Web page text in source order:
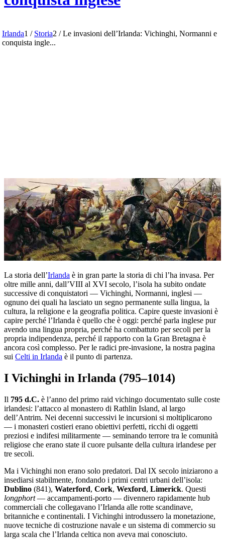
Irlanda1 / Storia2 / Le invasioni dell’Irlanda: Vichinghi, Normanni e
conquista ingle...
La storia dell’Irlanda è in gran parte la storia di chi l’ha invasa. Per
oltre mille anni, dall’VIII al XVI secolo, l’isola ha subito ondate
successive di conquistatori — Vichinghi, Normanni, inglesi —
ognuno dei quali ha lasciato un segno permanente sulla lingua, la
cultura, la religione e la geografia politica. Capire queste invasioni è
capire perché l’Irlanda è quello che è oggi: perché parla inglese pur
avendo una lingua propria, perché ha combattuto per secoli per la
propria indipendenza, perché il rapporto con la Gran Bretagna è
ancora così complesso. Per le radici pre-invasione, la nostra pagina
sui Celti in Irlanda è il punto di partenza.
I Vichinghi in Irlanda (795–1014)
Il 795 d.C. è l’anno del primo raid vichingo documentato sulle coste
irlandesi: l’attacco al monastero di Rathlin Island, al largo
dell’Antrim. Nei decenni successivi le incursioni si moltiplicarono
— i monasteri costieri erano obiettivi perfetti, ricchi di oggetti
preziosi e indifesi militarmente — seminando terrore tra le comunità
religiose che erano state il cuore pulsante della cultura irlandese per
tre secoli.
Ma i Vichinghi non erano solo predatori. Dal IX secolo iniziarono a
insediarsi stabilmente, fondando i primi centri urbani dell’isola:
Dublino (841), Waterford, Cork, Wexford, Limerick. Questi
longphort— accampamenti-porto — divennero rapidamente hub
commerciali che collegavano l’Irlanda alle rotte scandinave,
britanniche e continentali. I Vichinghi introdussero la monetazione,
nuove tecniche di costruzione navale e un sistema di commercio su
larga scala che l’Irlanda celtica non aveva mai conosciuto.